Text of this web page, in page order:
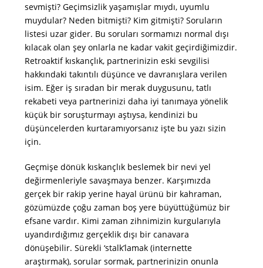
sevmişti? Geçimsizlik yaşamışlar mıydı, uyumlu
muydular? Neden bitmişti? Kim gitmişti? Soruların
listesi uzar gider. Bu soruları sormamızı normal dışı
kılacak olan şey onlarla ne kadar vakit geçirdiğimizdir.
Retroaktif kıskançlık, partnerinizin eski sevgilisi
hakkındaki takıntılı düşünce ve davranışlara verilen
isim. Eğer iş sıradan bir merak duygusunu, tatlı
rekabeti veya partnerinizi daha iyi tanımaya yönelik
küçük bir soruşturmayı aştıysa, kendinizi bu
düşüncelerden kurtaramıyorsanız işte bu yazı sizin
için.
Geçmişe dönük kıskançlık beslemek bir nevi yel
değirmenleriyle savaşmaya benzer. Karşımızda
gerçek bir rakip yerine hayal ürünü bir kahraman,
gözümüzde çoğu zaman boş yere büyüttüğümüz bir
efsane vardır. Kimi zaman zihnimizin kurgularıyla
uyandırdığımız gerçeklik dışı bir canavara
dönüşebilir. Sürekli ‘stalk’lamak (internette
araştırmak), sorular sormak, partnerinizin onunla